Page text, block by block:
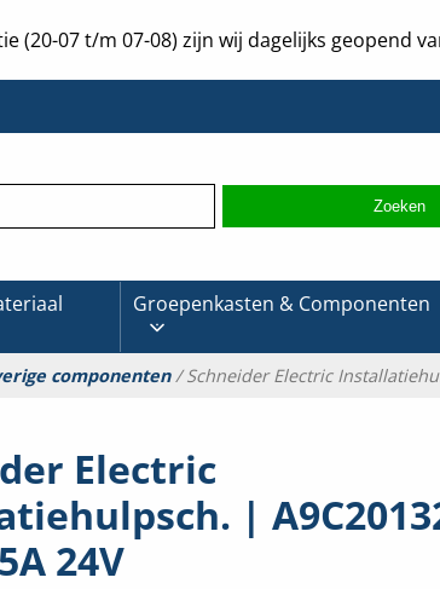
(20-07 t/m 07-08) zijn wij dagelijks geopend
Groepenkasten & Componenten
componenten/ Schneider Electric
Electric
|
24V